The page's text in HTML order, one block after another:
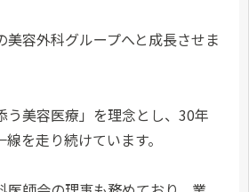
美容外科グループへと成長させま
う美容医療」を理念とし、30年
を走り続けています。